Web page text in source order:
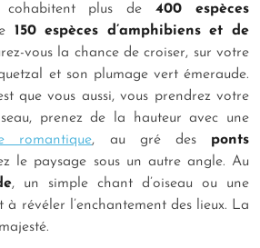
cohabitent plus de400 espèces
150 espèces d’amphibiens et de
vous la chance de croiser, sur votre
et son plumage vert émeraude.
que vous aussi, vous prendrez votre
prenez de la hauteur avec une
romantique, au gré desponts
le paysage sous un autre angle. Au
, un simple chant d’oiseau ou une
révéler l’enchantement des lieux. La